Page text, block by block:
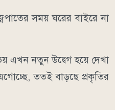
সময় ঘরের বাইরে না
এখন নতুন উদ্বেগ হয়ে দেখা
এগোচ্ছে, ততই বাড়ছে প্রকৃতির